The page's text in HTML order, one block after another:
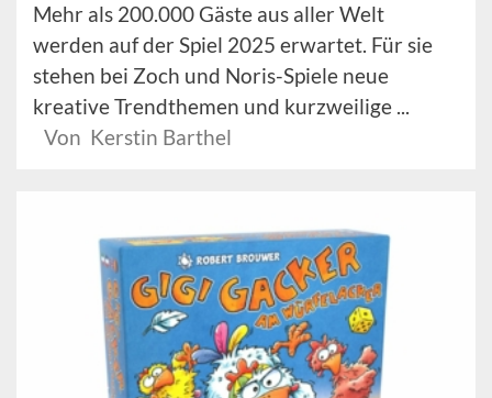
Mehr als 200.000 Gäste aus aller Welt
werden auf der Spiel 2025 erwartet. Für sie
stehen bei Zoch und Noris-Spiele neue
kreative Trendthemen und kurzweilige ...
Von Kerstin Barthel